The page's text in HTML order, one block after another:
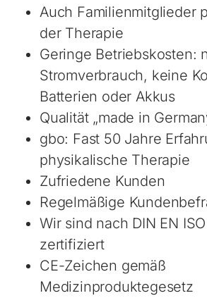
Auch Familienmitglieder
der Therapie
Geringe Betriebskosten:
Stromverbrauch, keine
Batterien oder Akkus
Qualität „made in
gbo: Fast 50 Jahre
physikalische Therapie
Zufriedene Kunden
Regelmäßige
Wir sind nach DIN EN
zertifiziert
CE-Zeichen gemäß
Medizinproduktegesetz